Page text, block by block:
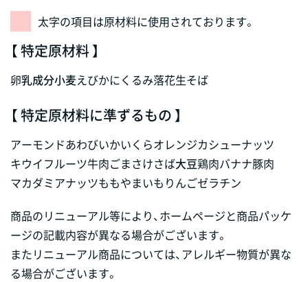
太字の項目は原材料に使用されております。
【 特定原材料 】
卵乳成分小麦えびかにくるみ落花生そば
【 特定原材料に準ずるもの 】
アーモンドあわびいかいくらオレンジカシューナッツ
キウイフルーツ牛肉ごまさけさば大豆鶏肉バナナ豚肉
マカダミアナッツももやまいも りんごゼラチン
商品のリニューアル等により、ホームページと商品パッケ
ージの記載内容が異なる場合がございます。
またリニューアル商品については、アレルギー物質が異な
る場合がございます。